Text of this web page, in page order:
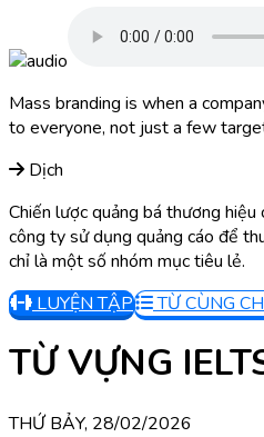
Mass branding is when a
to everyone, not just a few
Dịch
Chiến lược quảng bá thương
công ty sử dụng quảng cáo để
chỉ là một số nhóm mục tiêu lẻ.
LUYỆN TẬP
TỪ CÙNG
TỪ VỰNG
THỨ BẢY, 28/02/2026